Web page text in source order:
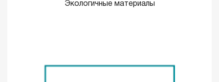
Экологичные материалы